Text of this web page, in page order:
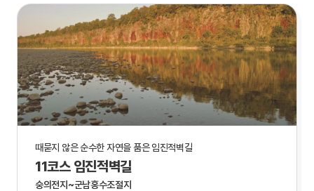
때묻지 않은 순수한 자연을 품은 임진적벽길
11코스 임진적벽길
숭의전지~군남홍수조절지